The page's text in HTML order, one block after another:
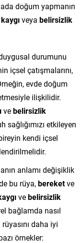
doğum yapmanın
kaygıveya belirsizlik
durumunu
içsel çatışmalarını,
evde doğum
ilişkilidir.
vebelirsizlik
sağlığımızı etkileyen
kendi içsel
anlamı değişiklik
bu rüya,bereketve
vebelirsizlik
bağlamda nasıl
daha iyi
örnekler: